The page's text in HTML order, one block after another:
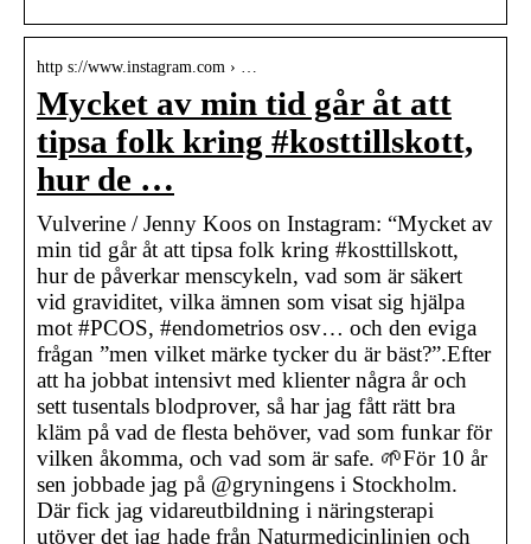
http s://www.instagram.com › …
Mycket av min tid går åt att
tipsa folk kring #kosttillskott,
hur de …
Vulverine / Jenny Koos on Instagram: “Mycket av
min tid går åt att tipsa folk kring #kosttillskott,
hur de påverkar menscykeln, vad som är säkert
vid graviditet, vilka ämnen som visat sig hjälpa
mot #PCOS, #endometrios osv… och den eviga
frågan ”men vilket märke tycker du är bäst?”.Efter
att ha jobbat intensivt med klienter några år och
sett tusentals blodprover, så har jag fått rätt bra
kläm på vad de flesta behöver, vad som funkar för
vilken åkomma, och vad som är safe. 🌱För 10 år
sen jobbade jag på @gryningens i Stockholm.
Där fick jag vidareutbildning i näringsterapi
utöver det jag hade från Naturmedicinlinjen och